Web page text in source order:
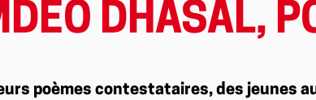
DHASAL,
poèmes contestataires, des jeunes